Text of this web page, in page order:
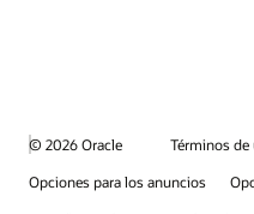
© 2026 Oracle
Términos
Opciones para los anuncios